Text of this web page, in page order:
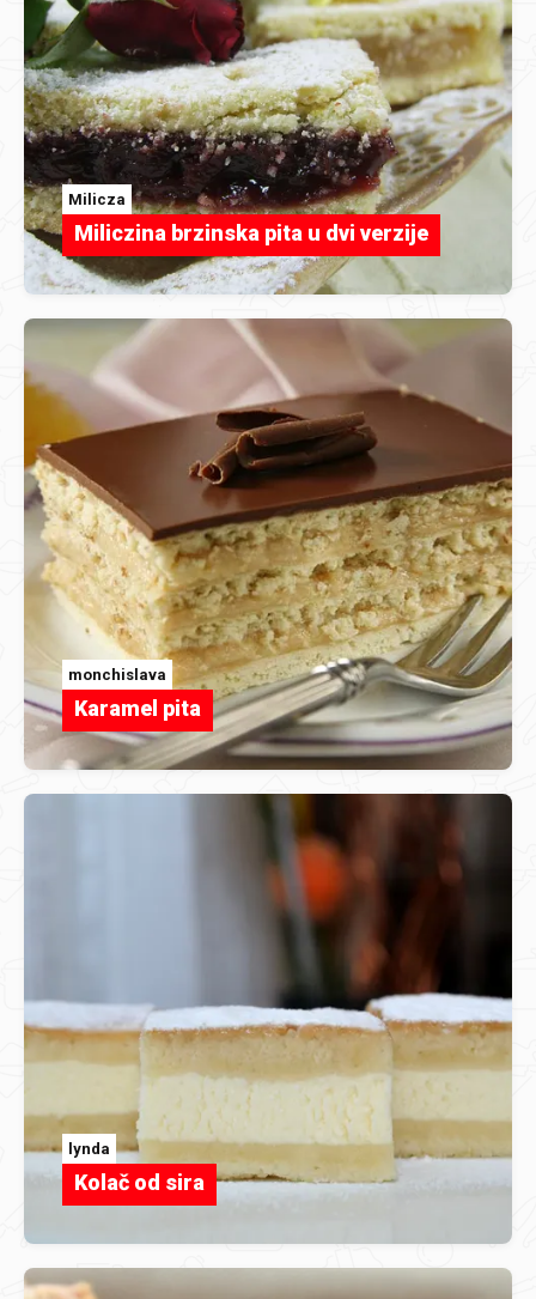
Milicza
Miliczina brzinska pita u dvi verzije
monchislava
Karamel pita
lynda
Kolač od sira